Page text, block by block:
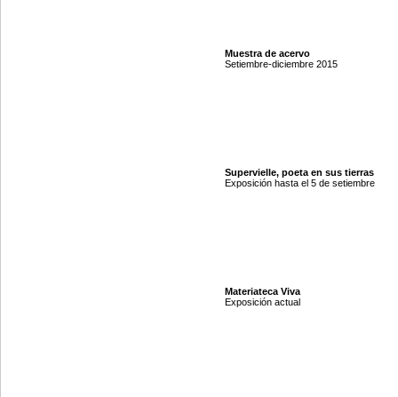
Muestra de acervo
Setiembre-diciembre 2015
Supervielle, poeta en sus tierras
Exposición hasta el 5 de setiembre
Materiateca Viva
Exposición actual